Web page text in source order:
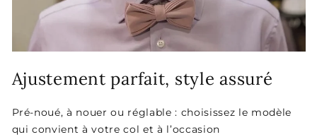
Ajustement parfait, style assuré
Pré-noué, à nouer ou réglable : choisissez le modèle
qui convient à votre col et à l’occasion